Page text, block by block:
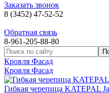
Заказать звонок
8 (3452) 47-52-52
Обратная связь
8-961-205-88-80
Кровля Фасад
Кровля Фасад
Гибкая черепица KATEPAL